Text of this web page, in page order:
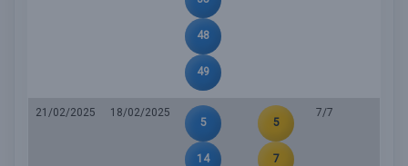
48
49
21/02/2025
18/02/2025
5
14
5
7
7/7